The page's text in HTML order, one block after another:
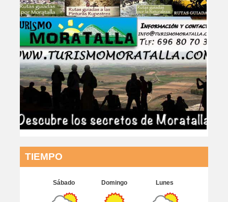
TIEMPO